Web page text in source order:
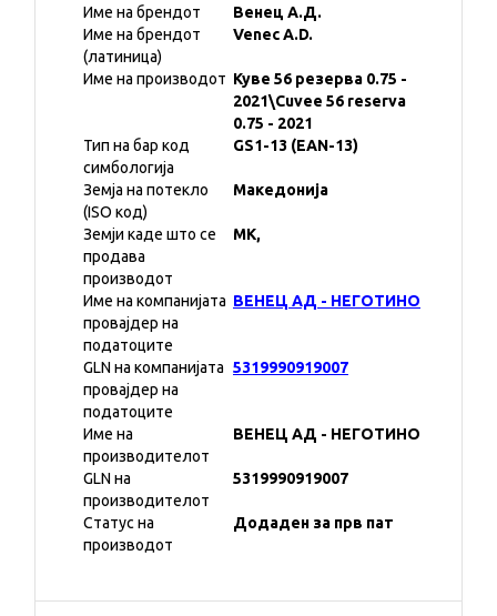
Име на брендот
Венец А.Д.
Име на брендот
(латиница)
Venec A.D.
Име на производот Куве 56 резерва 0.75 -
2021\Cuvee 56 reserva
0.75 - 2021
Тип на бар код
симбологија
GS1-13 (EAN-13)
Земја на потекло
(ISO код)
Македонија
Земји каде што се
продава
производот
MK,
Име на компанијата
провајдер на
податоците
ВЕНЕЦ АД - НЕГОТИНО
GLN на компанијата
провајдер на
податоците
5319990919007
Име на
производителот
ВЕНЕЦ АД - НЕГОТИНО
GLN на
производителот
5319990919007
Статус на
производот
Додаден за прв пат